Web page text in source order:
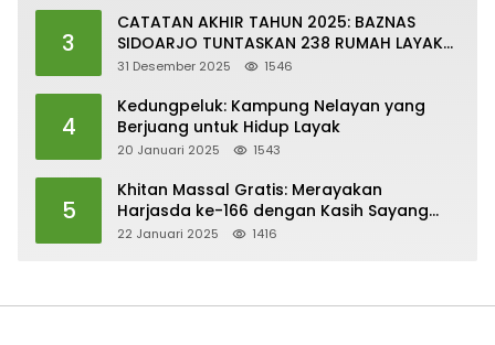
3
CATATAN AKHIR TAHUN 2025: BAZNAS
SIDOARJO TUNTASKAN 238 RUMAH LAYAK
HUNI
31 Desember 2025 1546
4
Kedungpeluk: Kampung Nelayan yang
Berjuang untuk Hidup Layak
20 Januari 2025 1543
5
Khitan Massal Gratis: Merayakan
Harjasda ke-166 dengan Kasih Sayang
dan Kepedulian
22 Januari 2025 1416